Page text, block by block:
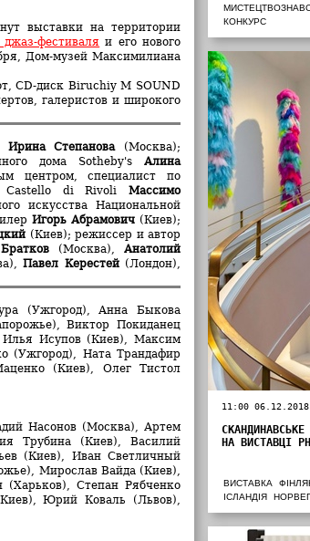
выставки на территории
джаз-фестиваля и его нового
Дом-музей Максимилиана
CD-диск Biruchiy M SOUND
галеристов и широкого
Ирина Степанова(Москва);
дома Sotheby's Алина
центром, специалист по
Castello di Rivoli Массимо
искусства Национальной
Игорь Абрамович (Киев);
(Киев); режиссер и автор
(Москва), Анатолий
Павел Керестей(Лондон),
(Ужгород), Анна Быкова
Виктор Покиданец
Илья Исупов (Киев), Максим
(Ужгород), Ната Трандафир
(Киев), Олег Тистол
Насонов (Москва), Артем
Трубина (Киев), Василий
(Киев), Иван Светличный
Мирослав Вайда (Киев),
Степан Рябченко
Юрий Коваль (Львов),
КОНКУРС
11:00 06.12.2018
СКАНДИНАВСЬКЕ
НА ВИСТАВЦІ
ВИСТАВКА
ІСЛАНДІЯ